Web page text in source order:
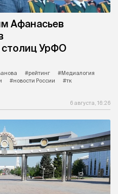
Афанасьев
столиц УрФО
#рейтинг
#Медиалогия
#новости России #тк
6 августа, 16:26